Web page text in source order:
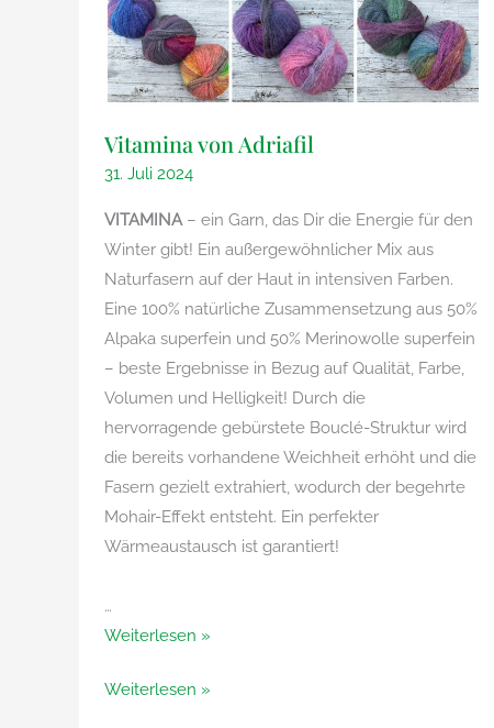
Vitamina von Adriafil
31. Juli 2024
VITAMINA– ein Garn, das Dir die Energie für den
Winter gibt! Ein außergewöhnlicher Mix aus
Naturfasern auf der Haut in intensiven Farben.
Eine 100% natürliche Zusammensetzung aus 50%
Alpaka superfein und 50% Merinowolle superfein
– beste Ergebnisse in Bezug auf Qualität, Farbe,
Volumen und Helligkeit! Durch die
hervorragende gebürstete Bouclé-Struktur wird
die bereits vorhandene Weichheit erhöht und die
Fasern gezielt extrahiert, wodurch der begehrte
Mohair-Effekt entsteht. Ein perfekter
Wärmeaustausch ist garantiert!
…
Vitamina
Adriafil
Weiterlesen »
Vitamina
Weiterlesen »